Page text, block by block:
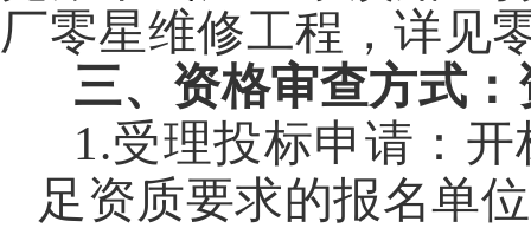
厂零星维修工程，详见
三、 资格审查方式：
1.受理投标申请：
足资质要求的报名单